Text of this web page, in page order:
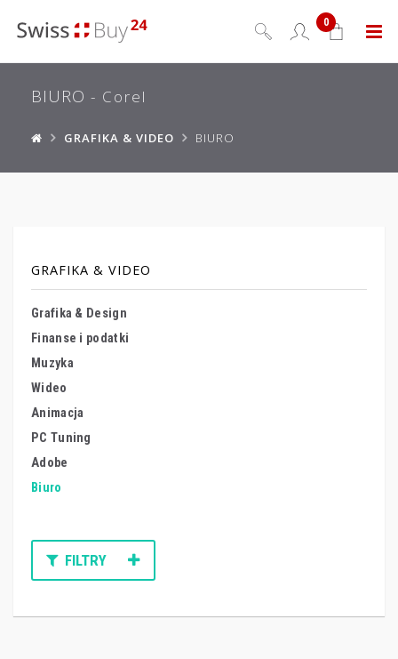
Menu
0
BIURO - Corel
GRAFIKA & VIDEO BIURO
GRAFIKA & VIDEO
Grafika & Design
Finanse i podatki
Muzyka
Wideo
Animacja
PC Tuning
Adobe
Biuro
FILTRY